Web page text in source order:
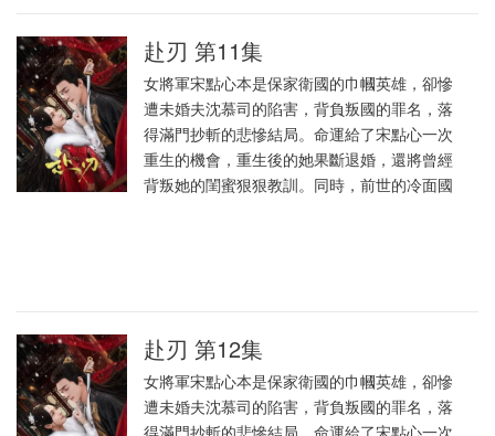
赴刃 第11集
女將軍宋點心本是保家衛國的巾幗英雄，卻慘
遭未婚夫沈慕司的陷害，背負叛國的罪名，落
得滿門抄斬的悲慘結局。命運給了宋點心一次
重生的機會，重生後的她果斷退婚，還將曾經
背叛她的閨蜜狠狠教訓。同時，前世的冷面國
赴刃 第12集
女將軍宋點心本是保家衛國的巾幗英雄，卻慘
遭未婚夫沈慕司的陷害，背負叛國的罪名，落
得滿門抄斬的悲慘結局。命運給了宋點心一次